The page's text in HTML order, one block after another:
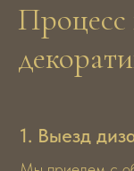
1. Выезд